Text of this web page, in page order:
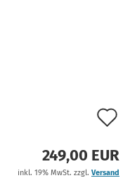
249,00 EUR
inkl. 19% MwSt. zzgl. Versand